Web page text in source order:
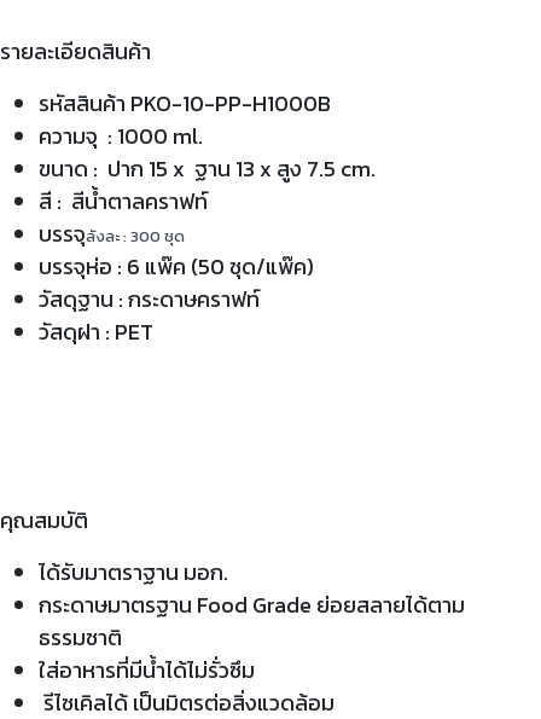
รายละเอียดสินค้า
รหัสสินค้า PKO-10-PP-H1000B
ความจุ : 1000 ml.
ขนาด : ปาก 15 x ฐาน 13 x สูง 7.5 cm.
สี : สีน้ำตาลคราฟท์
บรรจุลังละ : 300 ชุด
บรรจุห่อ : 6 แพ๊ค (50 ชุด/แพ๊ค)
วัสดุฐาน : กระดาษคราฟท์
วัสดุฝา : PET
คุณสมบัติ
ได้รับมาตราฐาน มอก.
กระดาษมาตรฐาน Food Grade ย่อยสลายได้ตาม
ธรรมชาติ
ใส่อาหารที่มีน้ำได้ไม่รั่วซึม
รีไซเคิลได้ เป็นมิตรต่อสิ่งแวดล้อม